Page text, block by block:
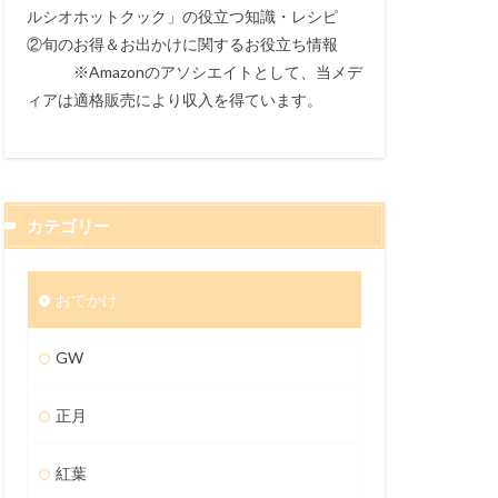
ルシオホットクック」の役立つ知識・レシピ
②旬のお得＆お出かけに関するお役立ち情報
※Amazonのアソシエイトとして、当メデ
ィアは適格販売により収入を得ています。
カテゴリー
おでかけ
GW
正月
紅葉